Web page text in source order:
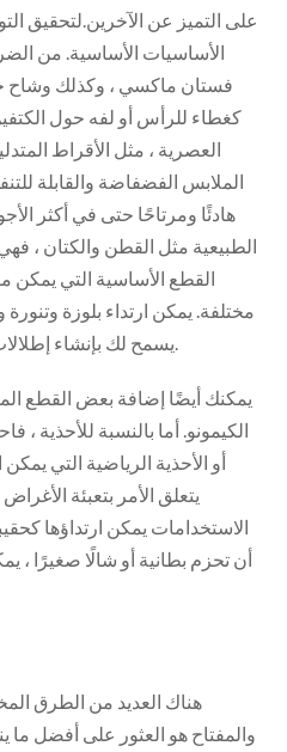
على التميز عن الآخرين.لتحقيق
الأساسيات الأساسية. من
فستان ماكسي ، وكذلك وشاح
كغطاء للرأس أو لفه حول
العصرية ، مثل الأقراط
الملابس الفضفاضة والقابلة
هادئًا ومرتاحًا حتى في أكثر
الطبيعية مثل القطن والكتان ،
القطع الأساسية التي يمكن
مختلفة. يمكن ارتداء بلوزة
يسمح لك بإنشاء إطلالات مختلفة للمناسبات المختلفة.
يمكنك أيضًا إضافة بعض القطع
الكيمونو. أما بالنسبة للأحذية
أو الأحذية الرياضية التي
يتعلق الأمر بتعبئة
الاستخدامات يمكن ارتداؤها
أن تحزم بطانية أو شالًا صغيرًا ،
هناك العديد من الطرق
والمفتاح هو العثور على أفضل ما